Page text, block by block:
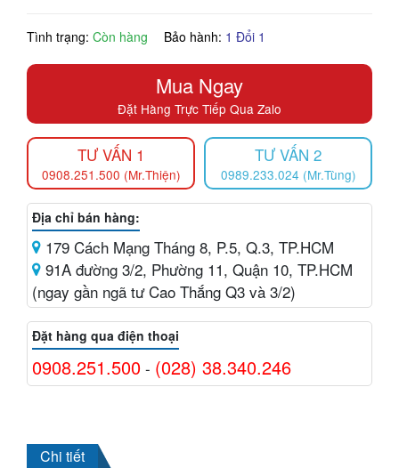
Tình trạng: Còn hàng Bảo hành: 1 Đổi 1
Mua Ngay
Đặt Hàng Trực Tiếp Qua Zalo
TƯ VẤN 1
0908.251.500 (Mr.Thiện)
TƯ VẤN 2
0989.233.024 (Mr.Tùng)
Địa chỉ bán hàng:
179 Cách Mạng Tháng 8, P.5, Q.3, TP.HCM
91A đường 3/2, Phường 11, Quận 10, TP.HCM
(ngay gần ngã tư Cao Thắng Q3 và 3/2)
Đặt hàng qua điện thoại
0908.251.500 - (028) 38.340.246
Chi tiết